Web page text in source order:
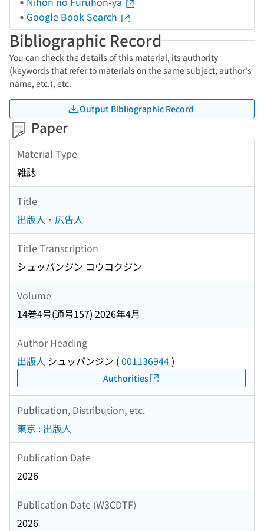
Google Book Search
Bibliographic Record
You can check the details of this material, its authority
(keywords that refer to materials on the same subject, author's
name, etc.), etc.
Output Bibliographic Record
Paper
Material Type
雑誌
Title
出版人・広告人
Title Transcription
シュッパンジン コウコクジン
Volume
14巻4号(通号157) 2026年4月
Author Heading
出版人 シュッパンジン (001136944)
Authorities
Publication, Distribution, etc.
東京 : 出版人
Publication Date
2026
Publication Date (W3CDTF)
2026